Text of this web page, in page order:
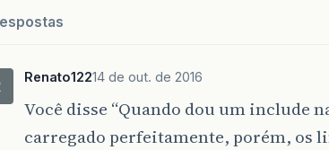
</ div><!-- /.navbar-
</nav
<!--Java script-->
Renato12214 de out. de 2016
Você disse “Quando dou um include
carregado perfeitamente, porém, os